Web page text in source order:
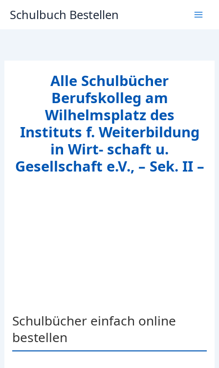
InhaltSchulbuch Bestellen
Alle Schulbücher
Berufskolleg am
Wilhelmsplatz des
Instituts f. Weiterbildung
in Wirt- schaft u.
Gesellschaft e.V., – Sek. II –
Schulbücher einfach online
bestellen